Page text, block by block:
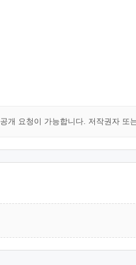
개 요청이 가능합니다. 저작권자